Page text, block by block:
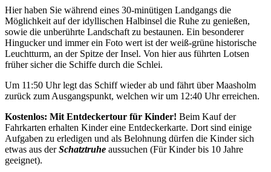
Hier haben Sie während eines 30-minütigen Landgangs die
Möglichkeit auf der idyllischen Halbinsel die Ruhe zu genießen,
sowie die unberührte Landschaft zu bestaunen. Ein besonderer
Hingucker und immer ein Foto wert ist der weiß-grüne historische
Leuchtturm, an der Spitze der Insel. Von hier aus führten Lotsen
früher sicher die Schiffe durch die Schlei.
Um 11:50 Uhr legt das Schiff wieder ab und fährt über Maasholm
zurück zum Ausgangspunkt, welchen wir um 12:40 Uhr erreichen.
Kostenlos: Mit Entdeckertour für Kinder! Beim Kauf der
Fahrkarten erhalten Kinder eine Entdeckerkarte. Dort sind einige
Aufgaben zu erledigen und als Belohnung dürfen die Kinder sich
etwas aus derSchatztruhe aussuchen (Für Kinder bis 10 Jahre
geeignet).